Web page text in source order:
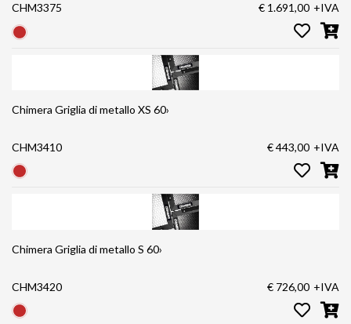
CHM3375 € 1.691,00 +IVA
Chimera Griglia di metallo XS 60›
CHM3410 € 443,00 +IVA
Chimera Griglia di metallo S 60›
CHM3420 € 726,00 +IVA